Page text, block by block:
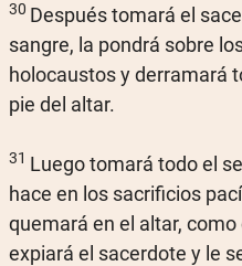
30 Después tomará el
sangre, la pondrá sobre
holocaustos y derramará
pie del altar.
31 Luego tomará todo el
hace en los sacrificios
quemará en el altar,
expiará el sacerdote y le